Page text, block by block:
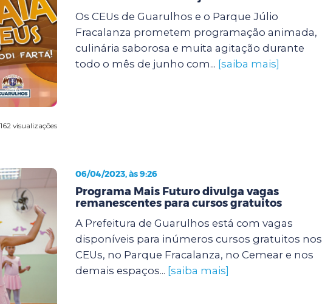
visualizações
Os CEUs de Guarulhos e o Parque Júlio
Fracalanza prometem programação animada,
culinária saborosa e muita agitação durante
todo o mês de junho com... [saiba mais]
06/04/2023, às 9:26
Programa Mais Futuro divulga vagas
remanescentes para cursos gratuitos
A Prefeitura de Guarulhos está com vagas
disponíveis para inúmeros cursos gratuitos nos
CEUs, no Parque Fracalanza, no Cemear e nos
demais espaços... [saiba mais]